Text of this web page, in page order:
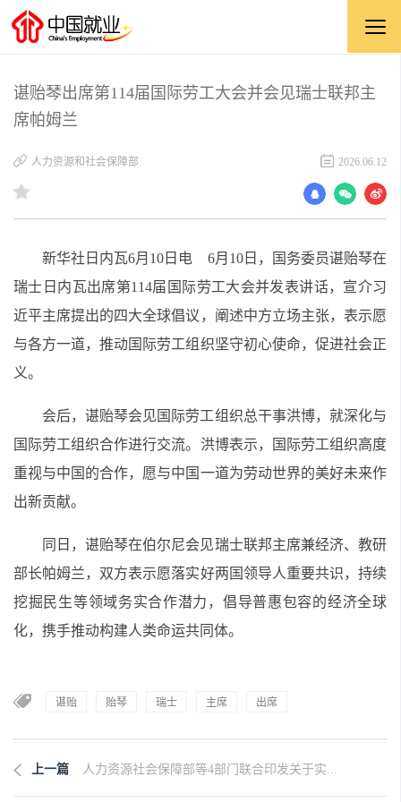
谌贻琴出席第114届国际劳工大会并会见瑞士联邦主
席帕姆兰
人力资源和社会保障部 2026.06.12
新华社日内瓦6月10日电 6月10日，国务委员谌贻琴在
瑞士日内瓦出席第114届国际劳工大会并发表讲话，宣介习
近平主席提出的四大全球倡议，阐述中方立场主张，表示愿
与各方一道，推动国际劳工组织坚守初心使命，促进社会正
义。
会后，谌贻琴会见国际劳工组织总干事洪博，就深化与
国际劳工组织合作进行交流。洪博表示，国际劳工组织高度
重视与中国的合作，愿与中国一道为劳动世界的美好未来作
出新贡献。
同日，谌贻琴在伯尔尼会见瑞士联邦主席兼经济、教研
部长帕姆兰，双方表示愿落实好两国领导人重要共识，持续
挖掘民生等领域务实合作潜力，倡导普惠包容的经济全球
化，携手推动构建人类命运共同体。
谌贻 贻琴 瑞士 主席 出席
上一篇 人力资源社会保障部等4部门联合印发关于实...